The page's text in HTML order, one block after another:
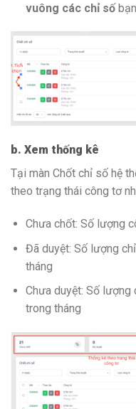
vuông các chỉ số
b. Xem thống kê
Tại màn Chốt chỉ số hệ
theo trạng thái công tơ
Chưa chốt: Số lượng
Đã duyệt: Số lượng
tháng
Chưa duyệt: Số
trong tháng